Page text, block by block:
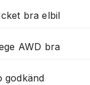
bra elbil
AWD bra
godkänd